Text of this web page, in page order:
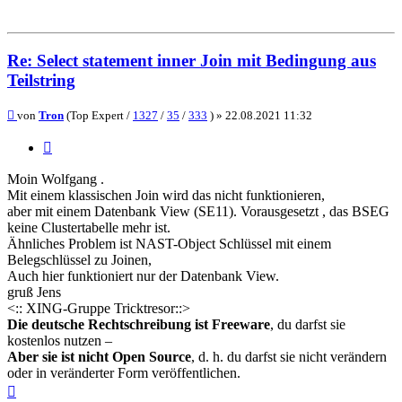
Re: Select statement inner Join mit Bedingung aus
Teilstring
Beitrag
von Tron (Top Expert / 1327 / 35 / 333 ) » 22.08.2021 11:32
Moin Wolfgang .
Mit einem klassischen Join wird das nicht funktionieren,
aber mit einem Datenbank View (SE11). Vorausgesetzt , das BSEG
keine Clustertabelle mehr ist.
Ähnliches Problem ist NAST-Object Schlüssel mit einem
Belegschlüssel zu Joinen,
Auch hier funktioniert nur der Datenbank View.
gruß Jens
<:: XING-Gruppe Tricktresor::>
Die deutsche Rechtschreibung ist Freeware, du darfst sie
kostenlos nutzen –
Aber sie ist nicht Open Source, d. h. du darfst sie nicht verändern
oder in veränderter Form veröffentlichen.